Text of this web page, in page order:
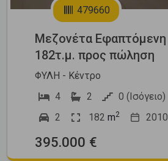
479660
Μεζονέτα Εφαπτόμενη
182τ.μ. προς πώληση
ΦΥΛΗ - Κέντρο
4
2
0 (Ισόγειο)
2
182 m2 2010
395.000 €